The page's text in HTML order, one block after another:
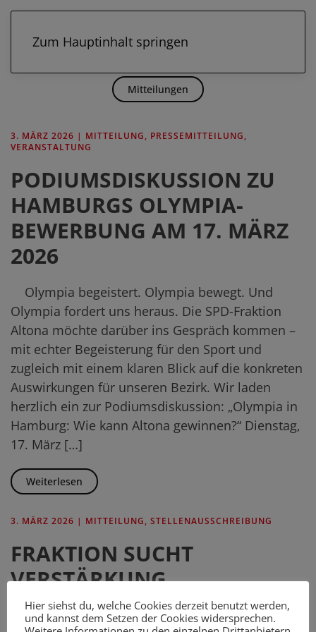
Zum Hauptinhalt springen
Mitteilungen
3. MÄRZ 2026 | MITTEILUNG, PRESSEMITTEILUNG,
VERANSTALTUNG
PODIUMSDISKUSSION ZU
HAMBURGS OLYMPIA-
BEWERBUNG AM 17. MÄRZ
2026
Olympia begeistert. Olympia bewegt. Und
Olympia fordert uns heraus. Die SPD-Fraktion
Altona möchte darüber ins Gespräch kommen –
mit echter Begeisterung für den Sport und
zugleich mit einem klaren Blick auf die konkreten
Auswirkungen für unseren Bezirk. Wir laden
herzlich ein zur Podiumsdiskussion: „Olympia in
Hamburg: Wie kann Altona gewinnen?“ Dienstag,
17. März […]
Weiterlesen
3. MÄRZ 2026 | MITTEILUNG, STELLENAUSSCHREIBUNG
FRAKTION SUCHT
VERSTÄRKUNG
Referent für Öffentlichkeitsarbeit & stellv.
Hier siehst du, welche Cookies derzeit benutzt werden,
und kannst dem Setzen der Cookies widersprechen.